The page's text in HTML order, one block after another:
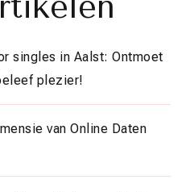
singles in Aalst: Ontmoet
plezier!
van Online Daten